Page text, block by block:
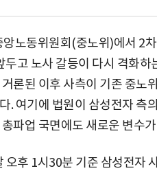
노동위원회(중노위)에서 2
고 노사 갈등이 다시 격화하
론된 이후 사측이 기존 중노
. 여기에 법원이 삼성전자 측
파업 국면에도 새로운 변수
오후 1시30분 기준 삼성전자